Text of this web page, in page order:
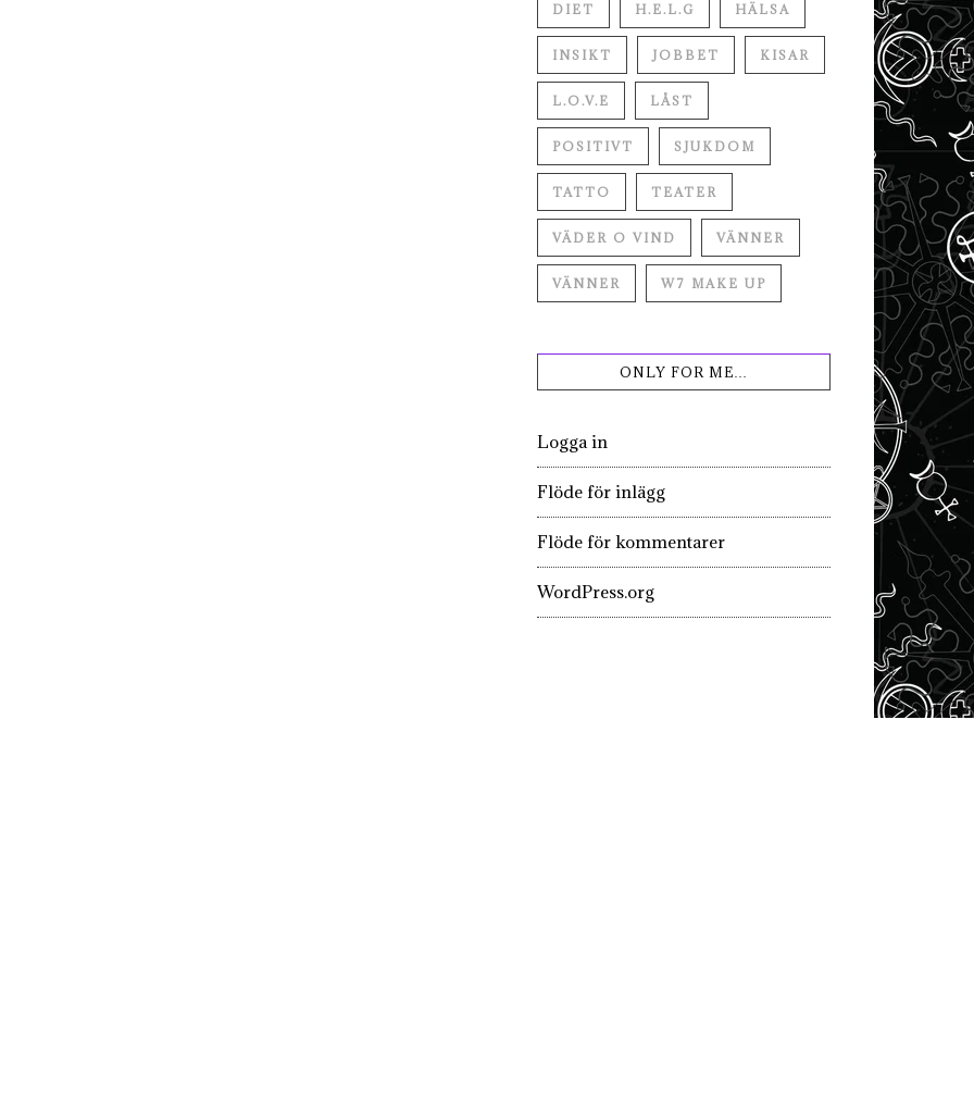
DIET H.E.L.G HÄLSA
INSIKT JOBBET KISAR
L.O.V.E LÅST
POSITIVT SJUKDOM
TATTO TEATER
VÄDER O VIND VÄNNER
VÄNNER W7 MAKE UP
ONLY FOR ME…
Logga in
Flöde för inlägg
Flöde för kommentarer
WordPress.org